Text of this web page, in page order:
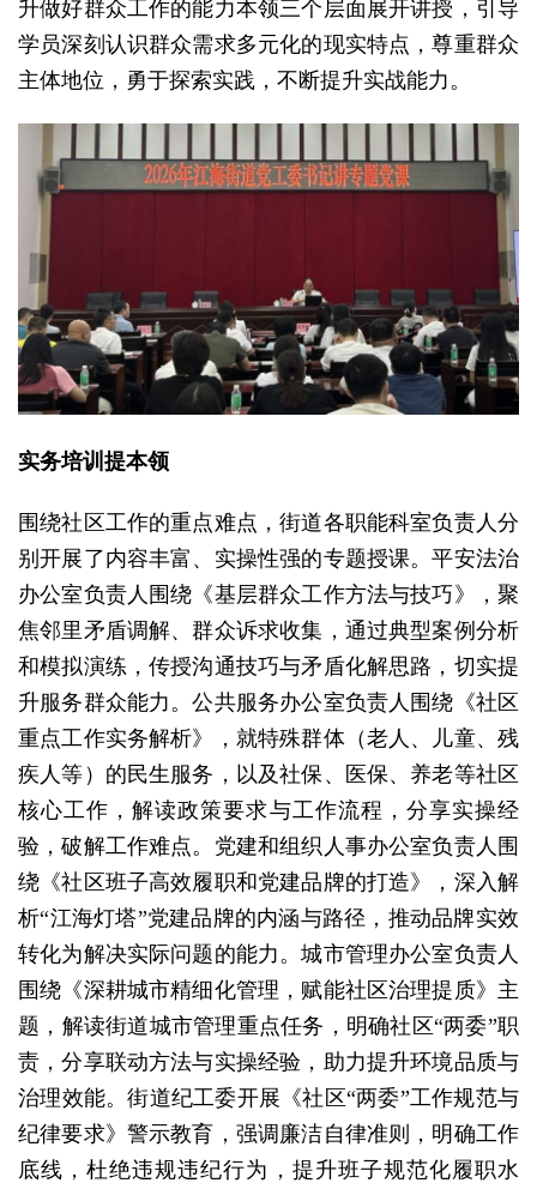
升做好群众工作的能力本领三个层面展开讲授，引导
学员深刻认识群众需求多元化的现实特点，尊重群众
主体地位，勇于探索实践，不断提升实战能力。
实务培训提本领
围绕社区工作的重点难点，街道各职能科室负责人分
别开展了内容丰富、实操性强的专题授课。平安法治
办公室负责人围绕《基层群众工作方法与技巧》，聚
焦邻里矛盾调解、群众诉求收集，通过典型案例分析
和模拟演练，传授沟通技巧与矛盾化解思路，切实提
升服务群众能力。公共服务办公室负责人围绕《社区
重点工作实务解析》，就特殊群体（老人、儿童、残
疾人等）的民生服务，以及社保、医保、养老等社区
核心工作，解读政策要求与工作流程，分享实操经
验，破解工作难点。党建和组织人事办公室负责人围
绕《社区班子高效履职和党建品牌的打造》，深入解
析“江海灯塔”党建品牌的内涵与路径，推动品牌实效
转化为解决实际问题的能力。城市管理办公室负责人
围绕《深耕城市精细化管理，赋能社区治理提质》主
题，解读街道城市管理重点任务，明确社区“两委”职
责，分享联动方法与实操经验，助力提升环境品质与
治理效能。街道纪工委开展《社区“两委”工作规范与
纪律要求》警示教育，强调廉洁自律准则，明确工作
底线，杜绝违规违纪行为，提升班子规范化履职水